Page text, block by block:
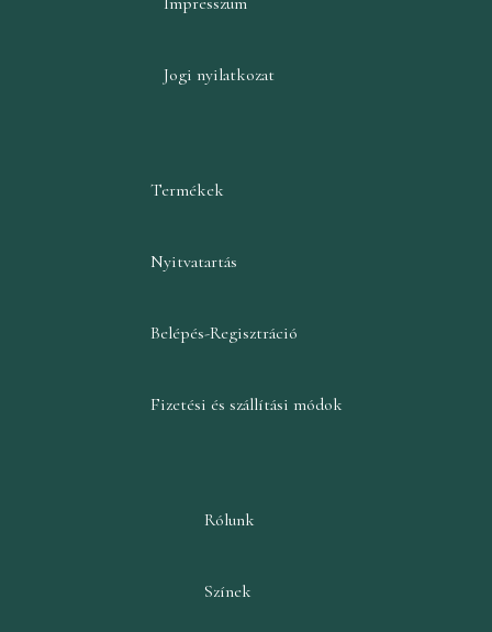
Jogi nyilatkozat
Termékek
Nyitvatartás
Belépés-Regisztráció
Fizetési és szállítási módok
Rólunk
Színek